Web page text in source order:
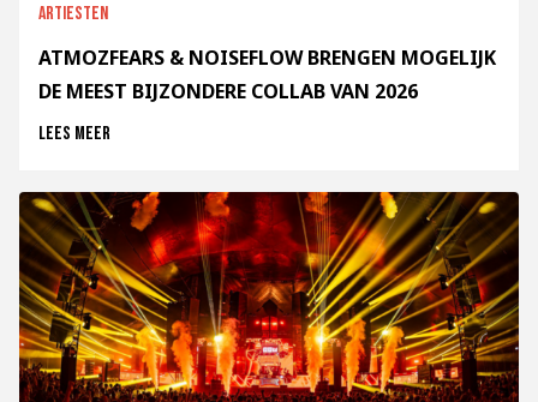
Artiesten
ATMOZFEARS & NOISEFLOW BRENGEN MOGELIJK
DE MEEST BIJZONDERE COLLAB VAN 2026
Lees meer